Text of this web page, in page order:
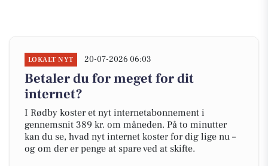
LOKALT NYT 20-07-2026 06:03
Betaler du for meget for dit
internet?
I Rødby koster et nyt internetabonnement i
gennemsnit 389 kr. om måneden. På to minutter
kan du se, hvad nyt internet koster for dig lige nu –
og om der er penge at spare ved at skifte.